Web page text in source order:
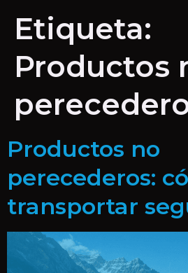
Etiqueta:
Productos
Productos no
perecederos:
transportar